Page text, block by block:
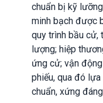
chuẩn bị kỹ
minh bạch được
quy trình bầu cử,
lượng; hiệp
ứng cử; vận
phiếu, qua đó
chuẩn, xứng